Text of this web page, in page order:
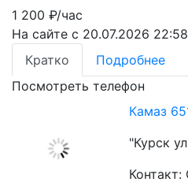
1 200 ₽/час
На сайте с 20.07.2026 22:58
Кратко
Подробнее
Посмотреть телефон
Камаз
"Курск
Контакт: